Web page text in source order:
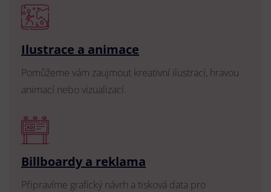
Ilustrace a animace
Pomůžeme vám zaujmout kreativní ilustrací, hravou
animací nebo vizualizací.
Billboardy a reklama
Připravíme grafický návrh a tisková data pro